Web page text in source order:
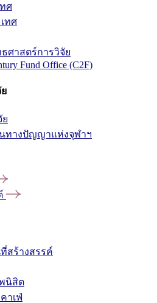
ศ
ทศ
ศาสตร์การวิจัย
Fund Office (C2F)
ทางปัญญาแห่งจุฬาฯ
สร้างสรรค์
นิสิต
าเฟ่